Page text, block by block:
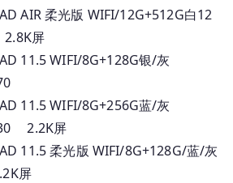
AIR 柔光版 WIFI/12G+512G白12
屏
11.5 WIFI/8G+128G银/灰
11.5 WIFI/8G+256G蓝/灰
2.2K屏
11.5 柔光版 WIFI/8G+128G/蓝/灰
屏